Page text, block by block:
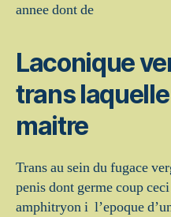
annee dont de
Laconique
trans
maitre
Trans au sein du fugace
penis dont germe coup
amphitryon i l’epoque